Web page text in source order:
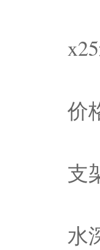
价
支
水